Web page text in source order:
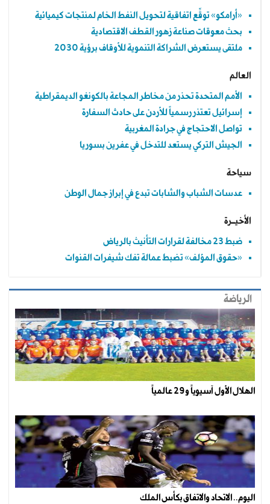
«أرامكو» توقِّع اتفاقية لتحويل النفط الخام لمنتجات كيميائية
بحث معوقات صناعة زهور القطف الاقتصادية
ملتقى يستعرض الشراكة التنموية للأوقاف برؤية 2030
العالم
الأمم المتحدة تحذر من مخاطر المجاعة بالكونغو الديمقراطية
إسرائيل تعتذر رسمياً للأردن على حادث السفارة
تواصل الاحتجاج في جرادة المغربية
الجيش التركي يستعد للتدخل في عفرين بسوريا
سياحة
عدسات الشباب والشابات تبدع في إبراز جمال الوطن
الأخيــرة
ضبط 23 مخالفة لقرارات التأنيث بالرياض
«حقوق المؤلف» تضبط عمالة تفك شيفرات القنوات
الرياضة
الهلال الأول آسيوياً و29 عالمياً
اليوم.. الاتحاد والاتفاق بكأس الملك